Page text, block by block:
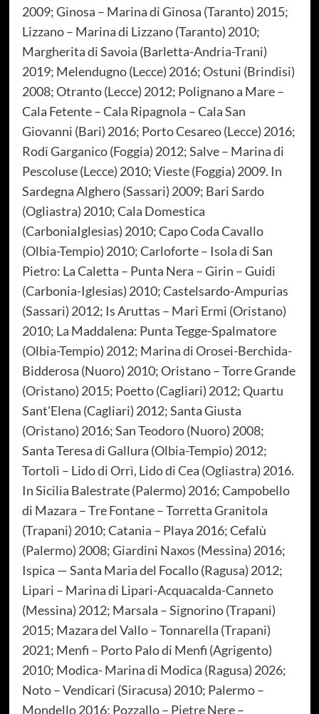
2009; Ginosa – Marina di Ginosa (Taranto) 2015;
Lizzano – Marina di Lizzano (Taranto) 2010;
Margherita di Savoia (Barletta-Andria-Trani)
2019; Melendugno (Lecce) 2016; Ostuni (Brindisi)
2008; Otranto (Lecce) 2012; Polignano a Mare –
Cala Fetente – Cala Ripagnola – Cala San
Giovanni (Bari) 2016; Porto Cesareo (Lecce) 2016;
Rodi Garganico (Foggia) 2012; Salve – Marina di
Pescoluse (Lecce) 2010; Vieste (Foggia) 2009. In
Sardegna Alghero (Sassari) 2009; Bari Sardo
(Ogliastra) 2010; Cala Domestica
(CarboniaIglesias) 2010; Capo Coda Cavallo
(Olbia-Tempio) 2010; Carloforte – Isola di San
Pietro: La Caletta – Punta Nera – Girin – Guidi
(Carbonia-Iglesias) 2010; Castelsardo-Ampurias
(Sassari) 2012; Is Aruttas – Mari Ermi (Oristano)
2010; La Maddalena: Punta Tegge-Spalmatore
(Olbia-Tempio) 2012; Marina di Orosei-Berchida-
Bidderosa (Nuoro) 2010; Oristano – Torre Grande
(Oristano) 2015; Poetto (Cagliari) 2012; Quartu
Sant'Elena (Cagliari) 2012; Santa Giusta
(Oristano) 2016; San Teodoro (Nuoro) 2008;
Santa Teresa di Gallura (Olbia-Tempio) 2012;
Tortolì – Lido di Orrì, Lido di Cea (Ogliastra) 2016.
In Sicilia Balestrate (Palermo) 2016; Campobello
di Mazara – Tre Fontane – Torretta Granitola
(Trapani) 2010; Catania – Playa 2016; Cefalù
(Palermo) 2008; Giardini Naxos (Messina) 2016;
Ispica — Santa Maria del Focallo (Ragusa) 2012;
Lipari – Marina di Lipari-Acquacalda-Canneto
(Messina) 2012; Marsala – Signorino (Trapani)
2015; Mazara del Vallo – Tonnarella (Trapani)
2021; Menfi – Porto Palo di Menfi (Agrigento)
2010; Modica- Marina di Modica (Ragusa) 2026;
Noto – Vendicari (Siracusa) 2010; Palermo –
Mondello 2016; Pozzallo – Pietre Nere –